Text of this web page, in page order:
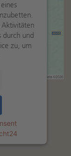
Aktivitäten
durch und
zu, um